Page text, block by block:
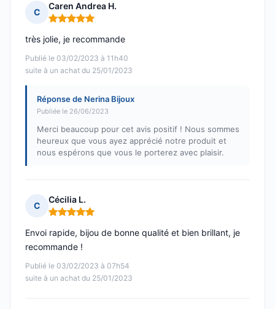
C
Caren Andrea H.
Note : 5 sur 5
Publié le 03/02/2023 à 11h40
suite à un achat du 25/01/2023
très jolie, je recommande
Réponse de Nerina Bijoux
Publiée le 26/06/2023
Merci beaucoup pour cet avis positif ! Nous sommes
heureux que vous ayez apprécié notre produit et
nous espérons que vous le porterez avec plaisir.
C
Cécilia L.
Note : 5 sur 5
Publié le 03/02/2023 à 07h54
suite à un achat du 25/01/2023
Envoi rapide, bijou de bonne qualité et bien brillant, je
recommande !